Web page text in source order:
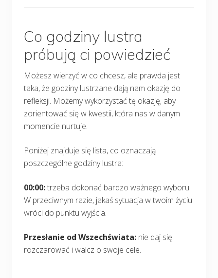
Co godziny lustra
próbują ci powiedzieć
Możesz wierzyć w co chcesz, ale prawda jest
taka, że godziny lustrzane dają nam okazję do
refleksji. Możemy wykorzystać tę okazję, aby
zorientować się w kwestii, która nas w danym
momencie nurtuje.
Poniżej znajduje się lista, co oznaczają
poszczególne godziny lustra:
00:00:trzeba dokonać bardzo ważnego wyboru.
W przeciwnym razie, jakaś sytuacja w twoim życiu
wróci do punktu wyjścia.
Przesłanie od Wszechświata: nie daj się
rozczarować i walcz o swoje cele.